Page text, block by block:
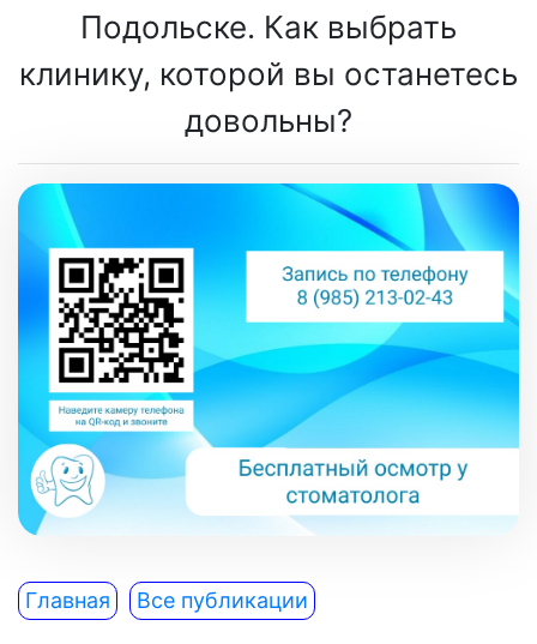
Подольске. Как выбрать
клинику, которой вы останетесь
довольны?
Главная Все публикации